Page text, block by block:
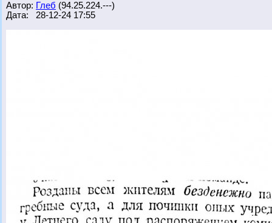
Автор: Глеб (94.25.224.---)
Дата: 28-12-24 17:55